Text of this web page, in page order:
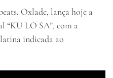
Oxlade, lança hoje a
“KU LO SA”, com a
indicada ao